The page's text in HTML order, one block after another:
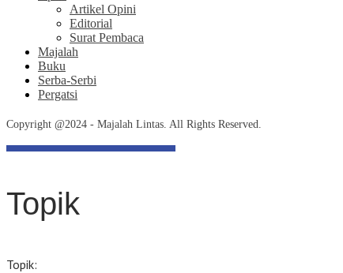
Artikel Opini
Editorial
Surat Pembaca
Majalah
Buku
Serba-Serbi
Pergatsi
Copyright @2024 - Majalah Lintas. All Rights Reserved.
Topik
Topik: